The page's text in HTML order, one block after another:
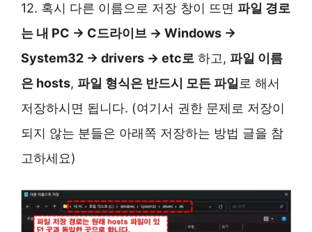
12. 혹시 다른 이름으로 저장 창이 뜨면 파일 경로
는 내 PC → C드라이브 → Windows →
System32 → drivers → etc로 하고, 파일 이름
은 hosts, 파일 형식은 반드시 모든 파일 로 해서
저장하시면 됩니다. (여기서 권한 문제로 저장이
되지 않는 분들은 아래쪽 저장하는 방법 글을 참
고하세요)